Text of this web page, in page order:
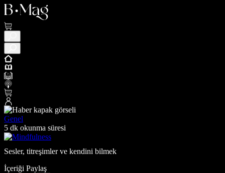
Genel
5 dk okunma süresi
Sesler, titreşimler ve kendini bilmek
İçeriği Paylaş